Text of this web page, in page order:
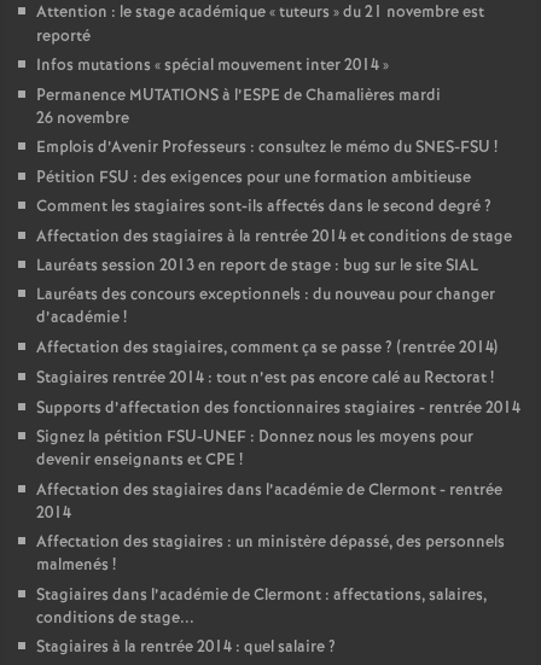
Attention : le stage académique «tuteurs » du 21 novembre est
reporté
Infos mutations «spécial mouvement inter 2014»
Permanence MUTATIONS à l’ESPE de Chamalières mardi
26 novembre
Emplois d’Avenir Professeurs : consultez le mémo du SNES-FSU !
Pétition FSU : des exigences pour une formation ambitieuse
Comment les stagiaires sont-ils affectés dans le second degré?
Affectation des stagiaires à la rentrée 2014 et conditions de stage
Lauréats session 2013 en report de stage : bug sur le site SIAL
Lauréats des concours exceptionnels : du nouveau pour changer
d’académie!
Affectation des stagiaires, comment ça se passe? (rentrée 2014)
Stagiaires rentrée 2014 : tout n’est pas encore calé au Rectorat!
Supports d’affectation des fonctionnaires stagiaires - rentrée 2014
Signez la pétition FSU-UNEF : Donnez nous les moyens pour
devenir enseignants et CPE !
Affectation des stagiaires dans l’académie de Clermont - rentrée
2014
Affectation des stagiaires : un ministère dépassé, des personnels
malmenés !
Stagiaires dans l’académie de Clermont : affectations, salaires,
conditions de stage...
Stagiaires à la rentrée 2014 : quel salaire?